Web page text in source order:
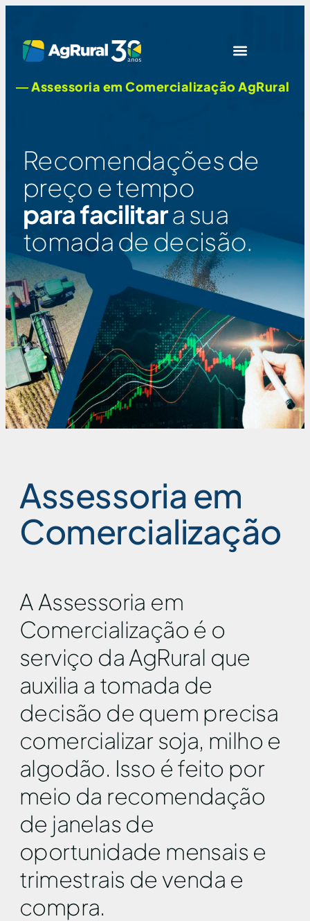
― Assessoria em Comercialização AgRural
Recomendações de
preço e tempo
para facilitara sua
tomada de decisão.
Assessoria em
Comercialização
A Assessoria em
Comercialização é o
serviço da AgRural que
auxilia a tomada de
decisão de quem precisa
comercializar soja, milho e
algodão. Isso é feito por
meio da recomendação
de janelas de
oportunidade mensais e
trimestrais de venda e
compra.